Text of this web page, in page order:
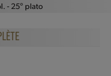
- 25° plato